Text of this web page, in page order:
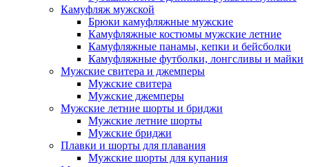
Камуфляж мужской
Брюки камуфляжные мужские
Камуфляжные костюмы мужские летние
Камуфляжные панамы, кепки и бейсболки
Камуфляжные футболки, лонгсливы и майки
Мужские свитера и джемперы
Мужские свитера
Мужские джемперы
Мужские летние шорты и бриджи
Мужские летние шорты
Мужские бриджи
Плавки и шорты для плавания
Мужские шорты для купания